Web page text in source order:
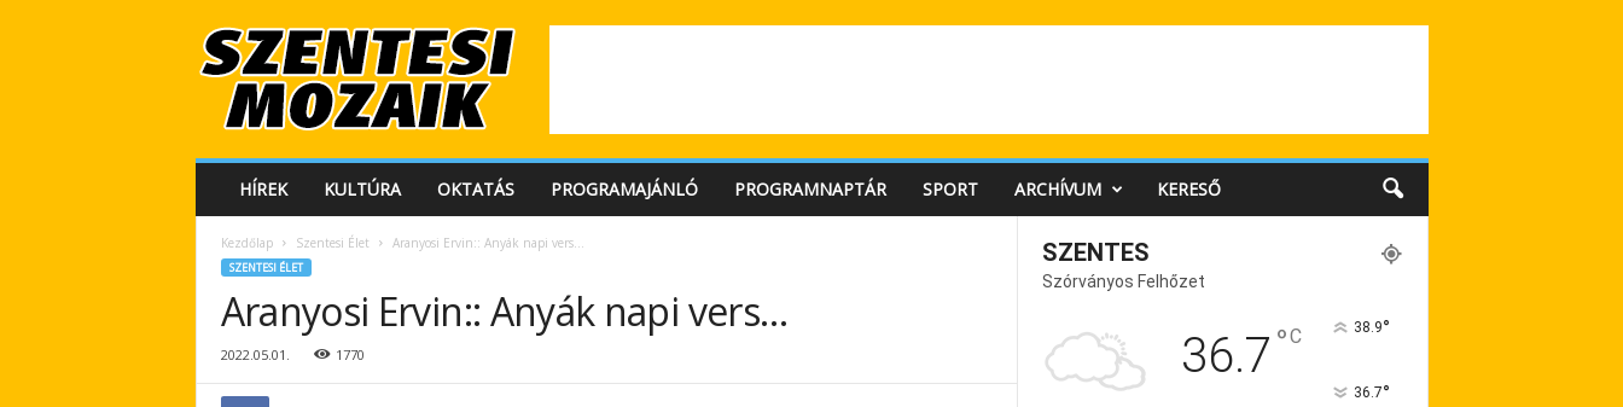
e
HÍREK KULTÚRA OKTATÁS PROGRAMAJÁNLÓ PROGRAMNAPTÁR SPORT ARCHÍVUM KERESŐ
Kezdőlap Szentesi Élet Aranyosi Ervin:: Anyák napi vers…
SZENTESI ÉLET
Aranyosi Ervin:: Anyák napi vers…
2022.05.01. 1770
SZENTES
Szórványos Felhőzet
36.7 °C 38.9°
36.7°